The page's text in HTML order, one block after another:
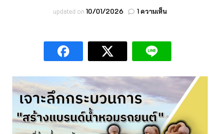
updated on 10/01/2026 1 ความเห็น
กระบวนการ
แบรนด์
รถยนต์’
ร้าน
น้ำหอม
กัลยา
ทำได้